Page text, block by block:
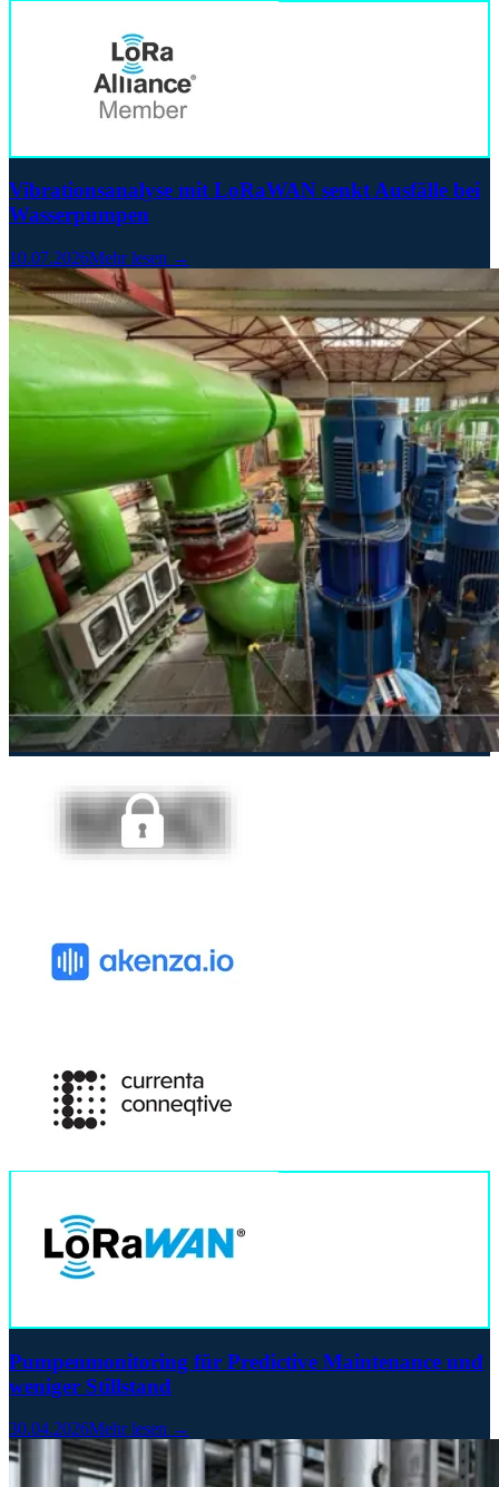
Vibrationsanalyse mit LoRaWAN senkt Ausfälle bei
Wasserpumpen
10.07.2026Mehr lesen →
Pumpenmonitoring für Predictive Maintenance und
weniger Stillstand
30.04.2026Mehr lesen →